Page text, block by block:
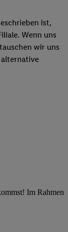
ist,
Wenn uns
wir uns
Im Rahmen